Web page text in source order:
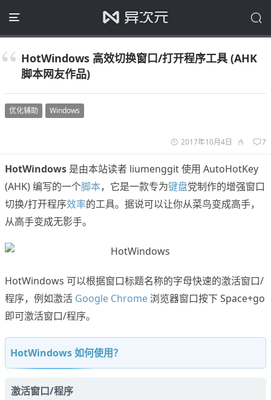
HotWindows 高效切换窗口/打开程序工具 (AHK
脚本网友作品)
优化辅助 Windows
2017年10月4日 7
HotWindows 是由本站读者 liumenggit 使用 AutoHotKey
(AHK) 编写的一个脚本，它是一款专为键盘党制作的增强窗口
切换/打开程序效率的工具。据说可以让你从菜鸟变成高手，
从高手变成无影手。
HotWindows 可以根据窗口标题名称的字母快速的激活窗口/
程序，例如激活 Google Chrome 浏览器窗口按下 Space+go
即可激活窗口/程序。
HotWindows 如何使用？
激活窗口/程序